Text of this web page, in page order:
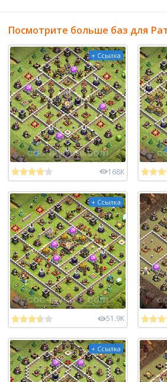
Посмотрите больше баз для
+ Ссылка
168K
+ Ссылка
51.9K
+ Ссылка